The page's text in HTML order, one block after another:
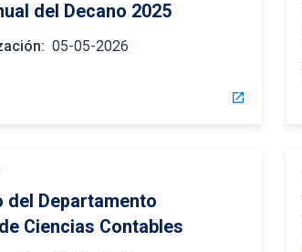
del Decano 2025
05-05-2026
open_in_new
del Departamento
Ciencias Contables